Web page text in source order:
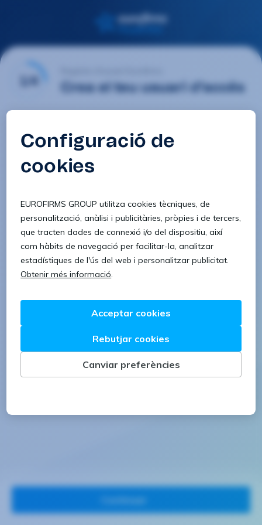
1/4 Crea el teu usuari d'accés
Contrasenya
Confirmar contrasenya
8 caràcters 1 lletra minúscula
1 lletra majúscula 1 número